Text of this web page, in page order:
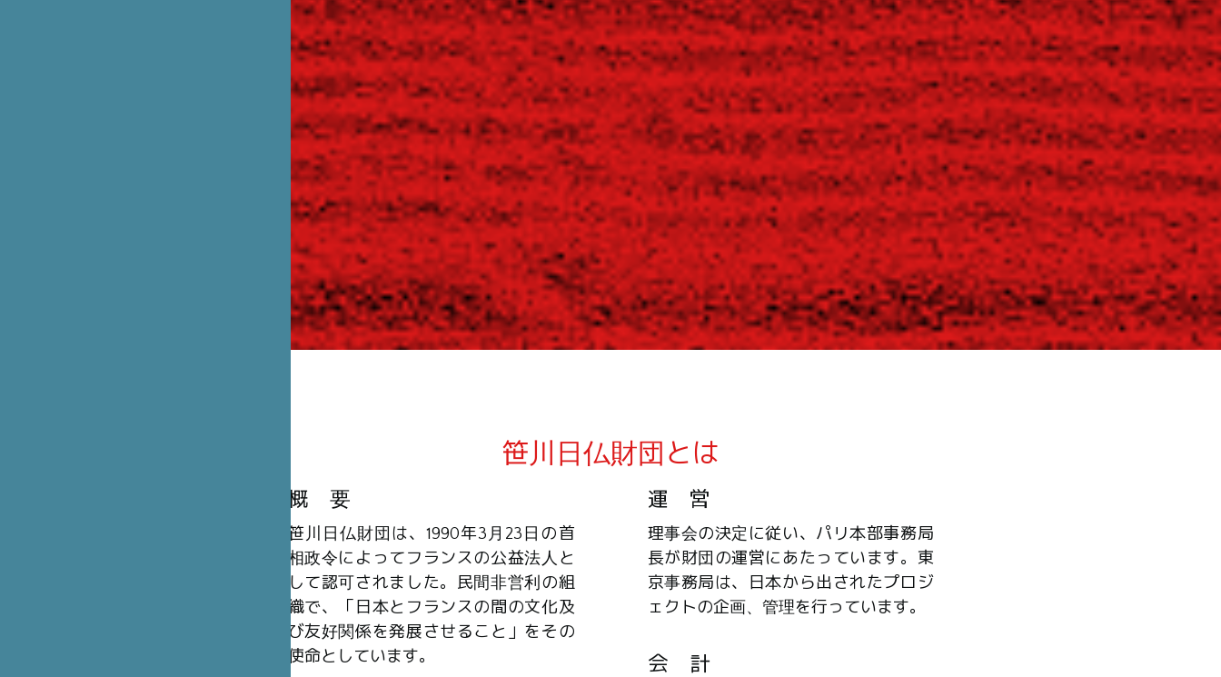
笹川日仏財団とは
概 要
笹川日仏財団は、1990年3月23日の首
相政令によってフランスの公益法人と
して認可されました。民間非営利の組
織で、「日本とフランスの間の文化及
び友好関係を発展させること」をその
使命としています。
運 営
理事会の決定に従い、パリ本部事務局
長が財団の運営にあたっています。東
京事務局は、日本から出されたプロジ
ェクトの企画、管理を行っています。
会 計